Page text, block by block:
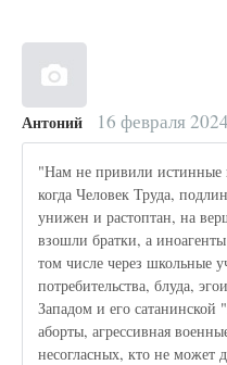
Антоний 16 февраля
"Нам не привили истинные
когда Человек Труда,
унижен и растоптан, на
взошли братки, а
том числе через школьные
потребительства, блуда,
Западом и его сатанинской
аборты, агрессивная
несогласных, кто не может